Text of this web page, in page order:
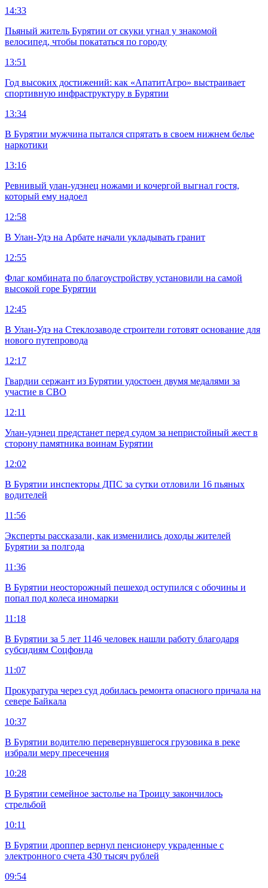
14:33
Пьяный житель Бурятии от скуки угнал у знакомой
велосипед, чтобы покататься по городу
13:51
Год высоких достижений: как «АпатитАгро» выстраивает
спортивную инфраструктуру в Бурятии
13:34
В Бурятии мужчина пытался спрятать в своем нижнем белье
наркотики
13:16
Ревнивый улан-удэнец ножами и кочергой выгнал гостя,
который ему надоел
12:58
В Улан-Удэ на Арбате начали укладывать гранит
12:55
Флаг комбината по благоустройству установили на самой
высокой горе Бурятии
12:45
В Улан-Удэ на Стеклозаводе строители готовят основание для
нового путепровода
12:17
Гвардии сержант из Бурятии удостоен двумя медалями за
участие в СВО
12:11
Улан-удэнец предстанет перед судом за непристойный жест в
сторону памятника воинам Бурятии
12:02
В Бурятии инспекторы ДПС за сутки отловили 16 пьяных
водителей
11:56
Эксперты рассказали, как изменились доходы жителей
Бурятии за полгода
11:36
В Бурятии неосторожный пешеход оступился с обочины и
попал под колеса иномарки
11:18
В Бурятии за 5 лет 1146 человек нашли работу благодаря
субсидиям Соцфонда
11:07
Прокуратура через суд добилась ремонта опасного причала на
севере Байкала
10:37
В Бурятии водителю перевернувшегося грузовика в реке
избрали меру пресечения
10:28
В Бурятии семейное застолье на Троицу закончилось
стрельбой
10:11
В Бурятии дроппер вернул пенсионеру украденные с
электронного счета 430 тысяч рублей
09:54